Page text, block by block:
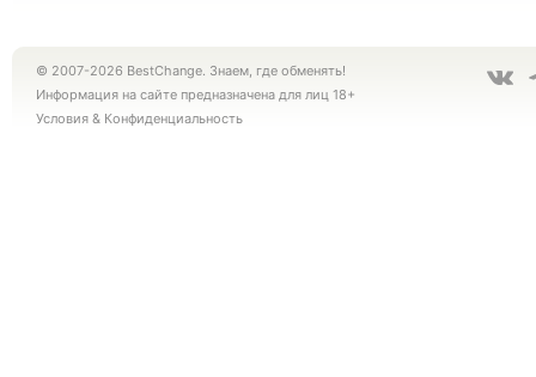
© 2007-2026 BestChange. Знаем, где обменять!
Информация на сайте предназначена для лиц 18+
Условия & Конфиденциальность